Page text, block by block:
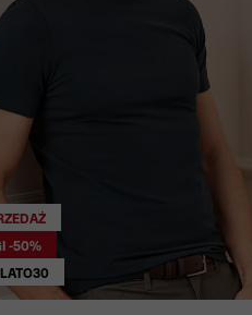
-50%